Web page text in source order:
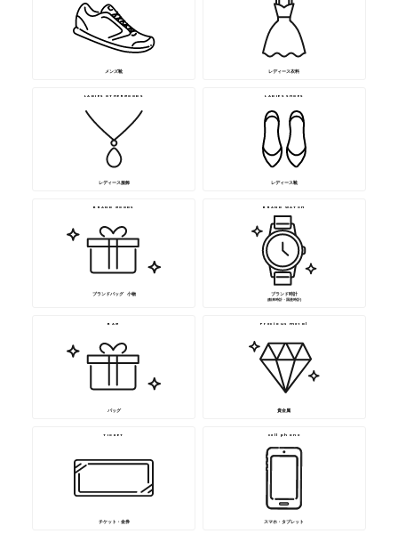
メンズ靴 レディース衣料
LADIES OTHERGOODS
レディース服飾
LADIES SHOES
レディース靴
BRAND GOODS
ブランドバッグ･ 小物
BRAND WATCH
ブランド時計
(舶来時計・国産時計)
BAG
バッグ
Precious metal
貴金属
TICKET
チケット・金券
cell phone
スマホ・タブレット